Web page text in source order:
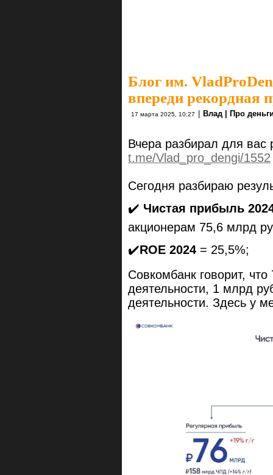
Блог им.
впереди рекордная
17 марта 2025, 10:27 Влад | Про
Вчера разбирал для вас
t.me/Vlad_pro_dengi/1552
Сегодня разбираю
✔️ Чистая прибыль
акционерам 75,6 млрд
✔️ROE 2024 = 25,5%;
Совкомбанк говорит,
деятельности, 1 млрд
деятельности. Здесь у